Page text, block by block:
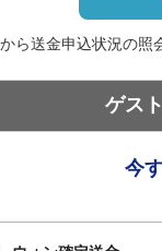
ら送金申込状況の
ゲス
今